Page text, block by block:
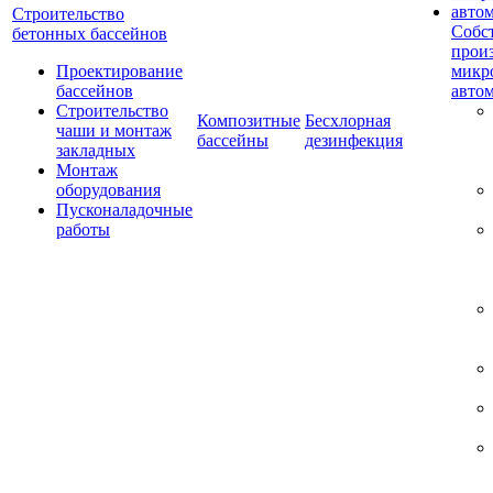
Строительство
бетонных бассейнов
Проектирование
бассейнов
Строительство
чаши и монтаж
закладных
Монтаж
оборудования
Пусконаладочные
работы
Композитные
бассейны
Бесхлорная
дезинфекция